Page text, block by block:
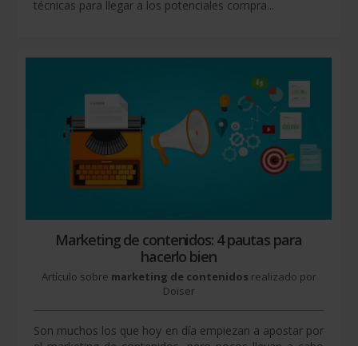
técnicas para llegar a los potenciales compra...
Marketing de contenidos: 4 pautas para
hacerlo bien
Artículo sobre marketing de contenidos realizado por
Doiser
Son muchos los que hoy en día empiezan a apostar por